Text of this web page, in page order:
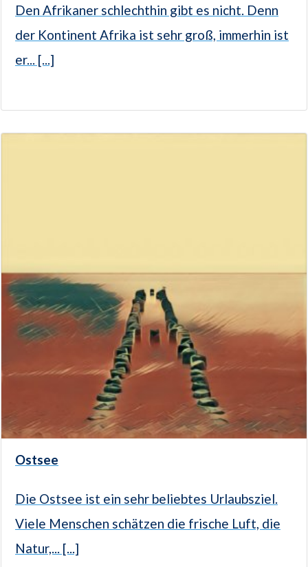
Den Afrikaner schlechthin gibt es nicht. Denn
der Kontinent Afrika ist sehr groß, immerhin ist
er... [...]
Ostsee
Die Ostsee ist ein sehr beliebtes Urlaubsziel.
Viele Menschen schätzen die frische Luft, die
Natur,... [...]